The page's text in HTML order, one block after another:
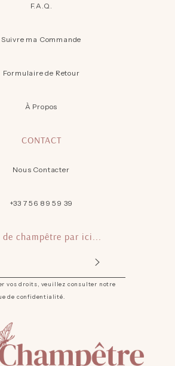
F.A.Q.
Suivre ma Commande
Formulaire de Retour
À Propos
CONTACT
Nous Contacter
+33 7 56 89 59 39
de champêtre par ici...
vos droits, veuillez consulter notre
de confidentialité.